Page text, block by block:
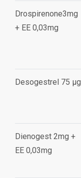
Drospirenone3mg
+ EE 0,03mg
Desogestrel 75 µg
Dienogest 2mg +
EE 0,03mg